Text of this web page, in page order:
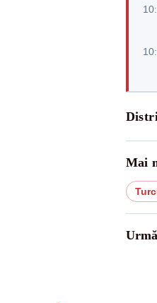
Mai